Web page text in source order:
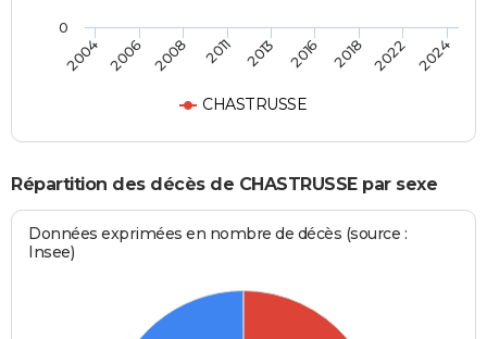
CHASTRUSSE
2004 2006 2008 2011 2013 2016 2018 2022 2024
0
Répartition des décès de CHASTRUSSE par sexe
Données exprimées en nombre de décès (source :
Insee)